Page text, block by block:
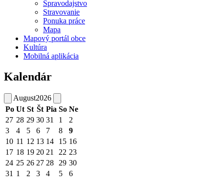
Spravodajstvo
Stravovanie
Ponuka práce
Mapa
Mapový portál obce
Kultúra
Mobilná aplikácia
Kalendár
August2026
Po Ut St Št Pia So Ne
27 28 29 30 31 1
2
3
4 5 6 7 8
9
10 11 12 13 14 15 16
17 18 19 20 21 22 23
24 25 26 27 28 29 30
31 1 2 3 4 5 6